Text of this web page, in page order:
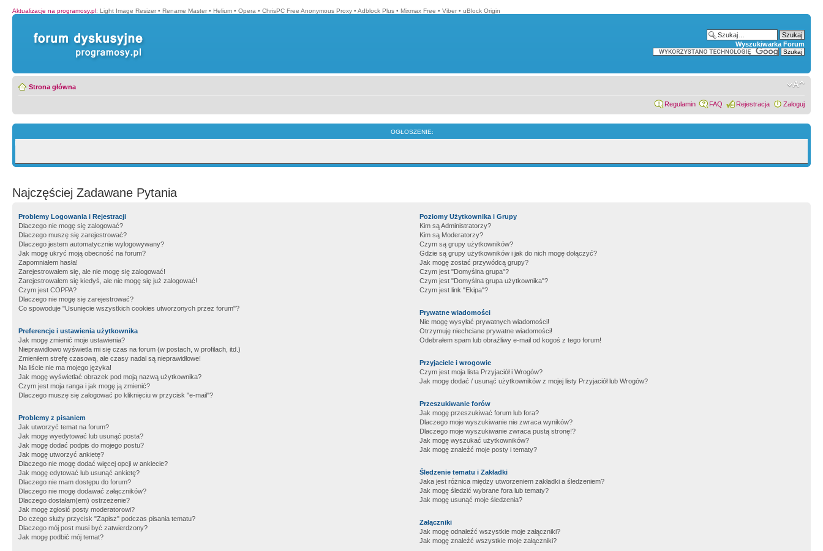
Aktualizacje na programosy.pl: Light Image Resizer • Rename Master • Helium • Opera • ChrisPC Free Anonymous Proxy • Adblock Plus • Mixmax Free • Viber • uBlock Origin
Wyszukiwarka Forum
Strona główna
Regulamin FAQ Rejestracja Zaloguj
OGŁOSZENIE:
Najczęściej Zadawane Pytania
Problemy Logowania i Rejestracji
Dlaczego nie mogę się zalogować?
Dlaczego muszę się zarejestrować?
Dlaczego jestem automatycznie wylogowywany?
Jak mogę ukryć moją obecność na forum?
Zapomniałem hasła!
Zarejestrowałem się, ale nie mogę się zalogować!
Zarejestrowałem się kiedyś, ale nie mogę się już zalogować!
Czym jest COPPA?
Dlaczego nie mogę się zarejestrować?
Co spowoduje "Usunięcie wszystkich cookies utworzonych przez forum"?
Preferencje i ustawienia użytkownika
Jak mogę zmienić moje ustawienia?
Nieprawidłowo wyświetla mi się czas na forum (w postach, w profilach, itd.)
Zmieniłem strefę czasową, ale czasy nadal są nieprawidłowe!
Na liście nie ma mojego języka!
Jak mogę wyświetlać obrazek pod moją nazwą użytkownika?
Czym jest moja ranga i jak mogę ją zmienić?
Dlaczego muszę się zalogować po kliknięciu w przycisk "e-mail"?
Problemy z pisaniem
Jak utworzyć temat na forum?
Jak mogę wyedytować lub usunąć posta?
Jak mogę dodać podpis do mojego postu?
Jak mogę utworzyć ankietę?
Dlaczego nie mogę dodać więcej opcji w ankiecie?
Jak mogę edytować lub usunąć ankietę?
Dlaczego nie mam dostępu do forum?
Dlaczego nie mogę dodawać załączników?
Dlaczego dostałam(em) ostrzeżenie?
Jak mogę zgłosić posty moderatorowi?
Do czego służy przycisk "Zapisz" podczas pisania tematu?
Dlaczego mój post musi być zatwierdzony?
Jak mogę podbić mój temat?
Poziomy Użytkownika i Grupy
Kim są Administratorzy?
Kim są Moderatorzy?
Czym są grupy użytkowników?
Gdzie są grupy użytkowników i jak do nich mogę dołączyć?
Jak mogę zostać przywódcą grupy?
Czym jest "Domyślna grupa"?
Czym jest "Domyślna grupa użytkownika"?
Czym jest link "Ekipa"?
Prywatne wiadomości
Nie mogę wysyłać prywatnych wiadomości!
Otrzymuję niechciane prywatne wiadomości!
Odebrałem spam lub obraźliwy e-mail od kogoś z tego forum!
Przyjaciele i wrogowie
Czym jest moja lista Przyjaciół i Wrogów?
Jak mogę dodać / usunąć użytkowników z mojej listy Przyjaciół lub Wrogów?
Przeszukiwanie forów
Jak mogę przeszukiwać forum lub fora?
Dlaczego moje wyszukiwanie nie zwraca wyników?
Dlaczego moje wyszukiwanie zwraca pustą stronę!?
Jak mogę wyszukać użytkowników?
Jak mogę znaleźć moje posty i tematy?
Śledzenie tematu i Zakładki
Jaka jest różnica między utworzeniem zakładki a śledzeniem?
Jak mogę śledzić wybrane fora lub tematy?
Jak mogę usunąć moje śledzenia?
Załączniki
Jak mogę odnaleźć wszystkie moje załączniki?
Jak mogę znaleźć wszystkie moje załączniki?